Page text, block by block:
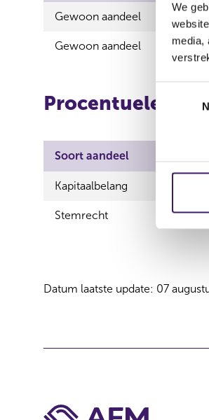
We
media,
o
s
e
i
s
Gewoon aandeel 0,00
Gewoon aandeel 0,00
Procentuele
Soort aandeel
Kapitaalbelang
Stemrecht 5,43 %
Datum laatste update: 07